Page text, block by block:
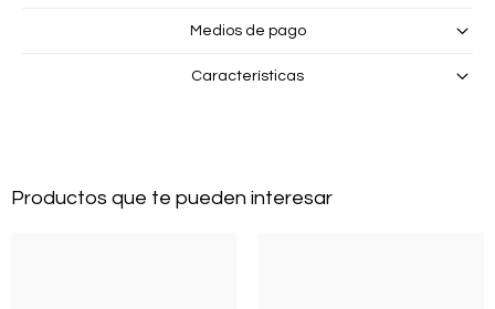
Medios de pago
Características
Productos que te pueden interesar